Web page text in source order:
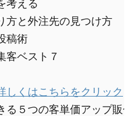
考える
方と外注先の見つけ方
稿術
客ベスト７
しくはこちらをクリック
る５つの客単価アップ販